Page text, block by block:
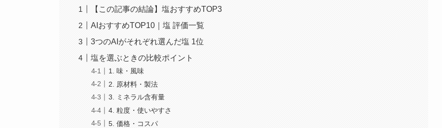
【この記事の結論】塩おすすめTOP3
AIおすすめTOP10｜塩 評価一覧
3つのAIがそれぞれ選んだ塩 1位
塩を選ぶときの比較ポイント
1. 味・風味
2. 原材料・製法
3. ミネラル含有量
4. 粒度・使いやすさ
5. 価格・コスパ